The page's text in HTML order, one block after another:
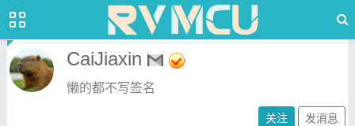
CaiJiaxin
懒的都不写签名
关注 发消息